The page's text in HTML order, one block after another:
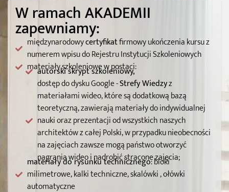
W ramach AKADEMII
zapewniamy:
międzynarodowycertyfikatfirmowy ukończenia kursu z
numerem wpisu do Rejestru Instytucji Szkoleniowych
materiały szkoleniowe w postaci:
autorski skrypt szkoleniowy,
dostęp do dysku Google -Strefy Wiedzyz
materiałami wideo, które są dodatkową bazą
teoretyczną, zawierają materiały do indywidualnej
nauki oraz prezentacji od wszystkich naszych
architektów z całej Polski, w przypadku nieobecności
na zajęciach zawsze mogą państwo otworzyć
nagrania wideo i nadrobić stracone zajęcia;
materiały do rysunku technicznego: bloki
milimetrowe, kalki techniczne, skalówki , ołówki
automatyczne